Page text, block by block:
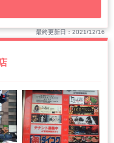
最終更新日：2021/12/16